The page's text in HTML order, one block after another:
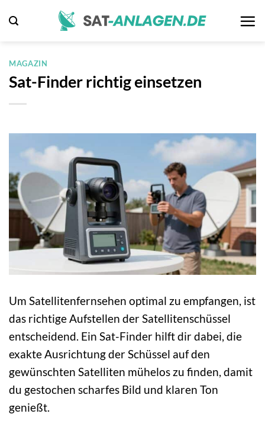
Inhalt
MAGAZIN
Sat-Finder richtig einsetzen
Um Satellitenfernsehen optimal zu empfangen, ist
das richtige Aufstellen der Satellitenschüssel
entscheidend. Ein Sat-Finder hilft dir dabei, die
exakte Ausrichtung der Schüssel auf den
gewünschten Satelliten mühelos zu finden, damit
du gestochen scharfes Bild und klaren Ton
genießt.